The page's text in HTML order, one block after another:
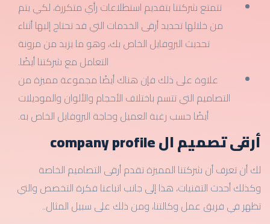
تتمتع شركتنا بتقديم استطلاعات رأي متكررة، لكي يتم
من خلالها تحديد أرقى الخدمات التي قد تحتاج إليها أثناء
تحديث البروفايل الخاص بك، وهو ما يزيد من مرونة
التعامل مع شركتنا أيضًا.
علاوة على ذلك فإن هناك أيضًا مجموعة مميزة من
التصاميم التي تتسم باختلاف الأحجام والألوان والموديلات
أيضًا حسب رغبة العميل وحاجة البروفايل الخاص به.
أرقى تصميم ال company profile
لك أن تعرف أن شركتنا المميزة تقدم أرقى التصاميم الخاصة
وكذلك أحدث التقنيات، هذا إلى جانب اتباعنا فكرة التخصص والتي
تظهر في فريق عمل وكالتنا، ومن ذلك على سبيل المثال..